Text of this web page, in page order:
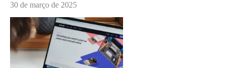
30 de março de 2025